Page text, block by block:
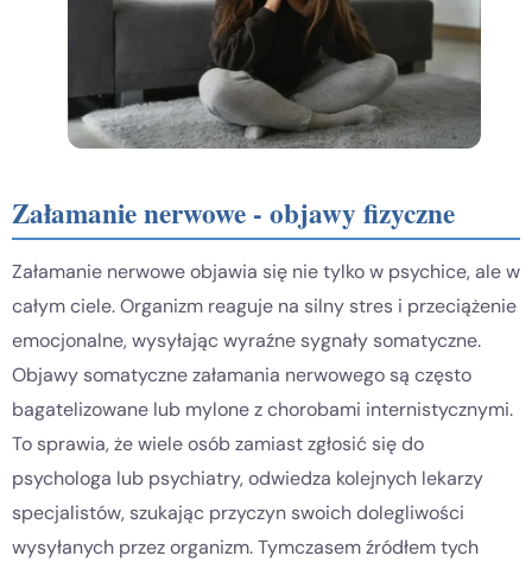
Załamanie nerwowe - objawy fizyczne
Załamanie nerwowe objawia się nie tylko w psychice, ale w
całym ciele. Organizm reaguje na silny stres i przeciążenie
emocjonalne, wysyłając wyraźne sygnały somatyczne.
Objawy somatyczne załamania nerwowego są często
bagatelizowane lub mylone z chorobami internistycznymi.
To sprawia, że wiele osób zamiast zgłosić się do
psychologa lub psychiatry, odwiedza kolejnych lekarzy
specjalistów, szukając przyczyn swoich dolegliwości
wysyłanych przez organizm. Tymczasem źródłem tych